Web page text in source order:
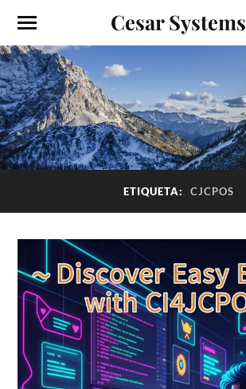
Cesar Systems
ETIQUETA: CJCPOS